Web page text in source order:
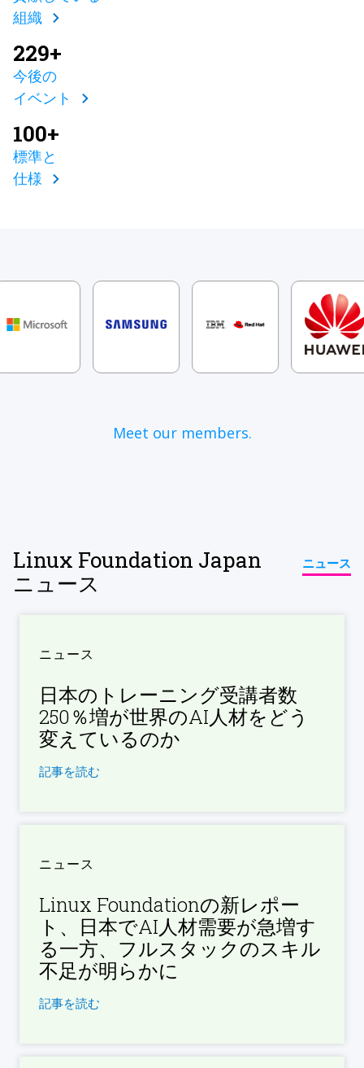
組織
229+
今後の
イベント
100+
標準と
仕様
Meet our members.
Linux Foundation Japan
ニュース
ニュース
ニュース
日本のトレーニング受講者数
250％増が世界のAI人材をどう
変えているのか
記事を読む
ニュース
Linux Foundationの新レポー
ト、日本でAI人材需要が急増す
る一方、フルスタックのスキル
不足が明らかに
記事を読む